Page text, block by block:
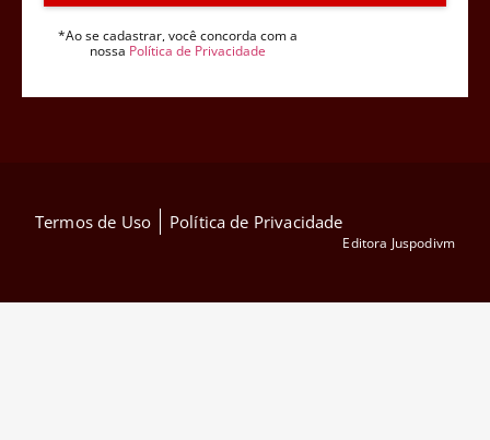
*Ao se cadastrar, você concorda com a
nossa Política de Privacidade
Termos de Uso Política de Privacidade
Editora Juspodivm